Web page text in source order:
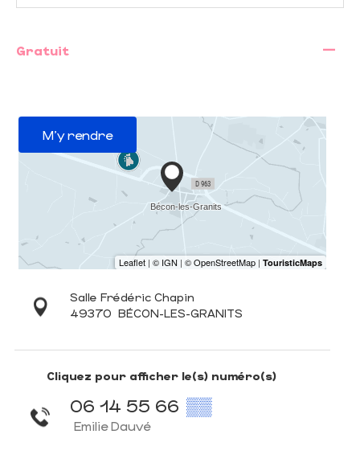
Gratuit —
M'y rendre
Salle Frédéric Chapin
49370 BÉCON-LES-GRANITS
Cliquez pour afficher le(s) numéro(s)
06 14 55 66 ▒▒
Emilie Dauvé